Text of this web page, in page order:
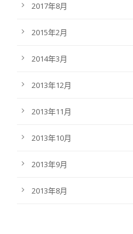
2017年8月
2015年2月
2014年3月
2013年12月
2013年11月
2013年10月
2013年9月
2013年8月